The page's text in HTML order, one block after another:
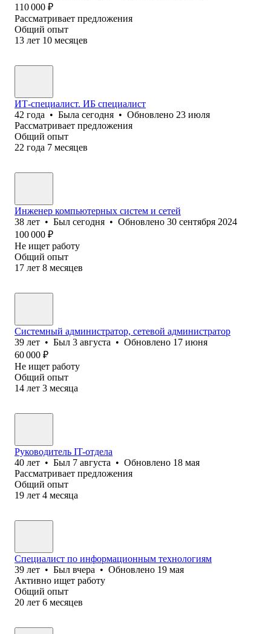
110 000 ₽
Рассматривает предложения
Общий опыт
13 лет 10 месяцев
ИТ-специалист. ИБ специалист
42 года • Была сегодня • Обновлено 23 июля
Рассматривает предложения
Общий опыт
22 года 7 месяцев
Инженер компьютерных систем и сетей
38 лет • Был сегодня • Обновлено 30 сентября 2024
100 000 ₽
Не ищет работу
Общий опыт
17 лет 8 месяцев
Системный администратор, сетевой администратор
39 лет • Был 3 августа • Обновлено 17 июня
60 000 ₽
Не ищет работу
Общий опыт
14 лет 3 месяца
Руководитель IT-отдела
40 лет • Был 7 августа • Обновлено 18 мая
Рассматривает предложения
Общий опыт
19 лет 4 месяца
Специалист по информационным технологиям
39 лет • Был вчера • Обновлено 19 мая
Активно ищет работу
Общий опыт
20 лет 6 месяцев